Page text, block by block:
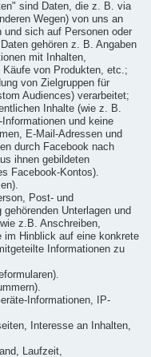
sind Daten, die z. B. via
Wegen) von uns an
und sich auf Personen oder
gehören z. B. Angaben
mit Inhalten,
von Produkten, etc.;
von Zielgruppen für
Audiences) verarbeitet;
Inhalte (wie z. B.
und keine
E-Mail-Adressen und
durch Facebook nach
ihnen gebildeten
Facebook-Kontos).
Post- und
Unterlagen und
z.B. Anschreiben,
im Hinblick auf eine konkrete
Informationen zu
Informationen, IP-
Interesse an Inhalten,
Laufzeit,